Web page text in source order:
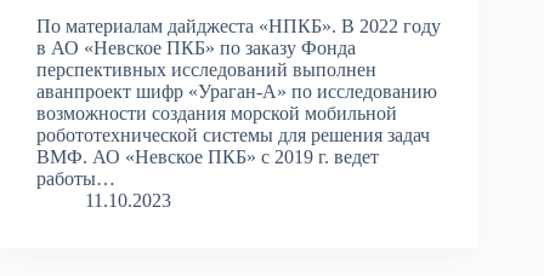
По материалам дайджеста «НПКБ». В 2022 году
в АО «Невское ПКБ» по заказу Фонда
перспективных исследований выполнен
аванпроект шифр «Ураган-А» по исследованию
возможности создания морской мобильной
робототехнической системы для решения задач
ВМФ. АО «Невское ПКБ» с 2019 г. ведет
работы…
11.10.2023